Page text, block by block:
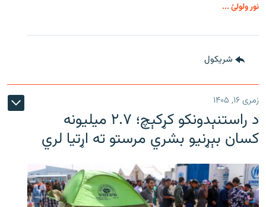
نور ولولئ ...
شريکول
زمری ۱۶, ۱۴۰۵
د راستنېدونکو کړکېچ؛ ۲.۷ میلیونه
کسان بېړنیو بشري مرستو ته اړتیا لري